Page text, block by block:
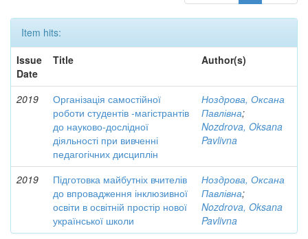
Item hits:
Issue
Date
Title Author(s)
2019
Організація самостійної
роботи студентів -магістрантів
до науково-дослідної
діяльності при вивченні
педагогічних дисциплін
Ноздрова, Оксана
Павлівна;
Nozdrova, Oksana
Pavlivna
2019
Підготовка майбутніх вчителів
до впровадження інклюзивної
освіти в освітній простір нової
української школи
Ноздрова, Оксана
Павлівна;
Nozdrova, Oksana
Pavlivna